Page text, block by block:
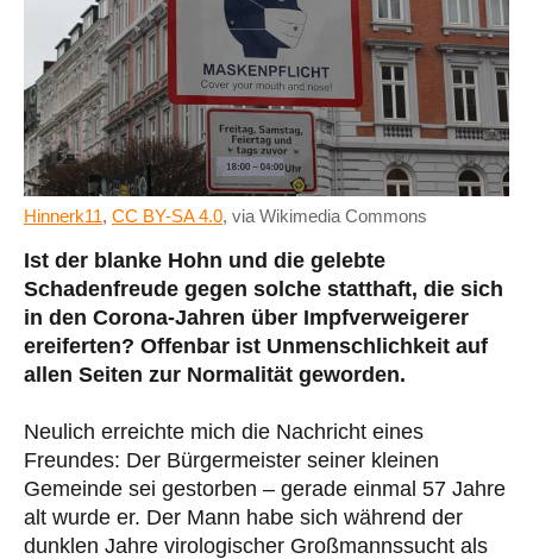
Hinnerk11, CC BY-SA 4.0, via Wikimedia Commons
Ist der blanke Hohn und die gelebte
Schadenfreude gegen solche statthaft, die sich
in den Corona-Jahren über Impfverweigerer
ereiferten? Offenbar ist Unmenschlichkeit auf
allen Seiten zur Normalität geworden.
Neulich erreichte mich die Nachricht eines
Freundes: Der Bürgermeister seiner kleinen
Gemeinde sei gestorben – gerade einmal 57 Jahre
alt wurde er. Der Mann habe sich während der
dunklen Jahre virologischer Großmannssucht als